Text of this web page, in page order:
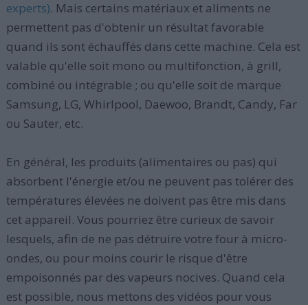
experts). Mais certains matériaux et aliments ne
permettent pas d'obtenir un résultat favorable
quand ils sont échauffés dans cette machine. Cela est
valable qu'elle soit mono ou multifonction, à grill,
combiné ou intégrable ; ou qu'elle soit de marque
Samsung, LG, Whirlpool, Daewoo, Brandt, Candy, Far
ou Sauter, etc.
En général, les produits (alimentaires ou pas) qui
absorbent l'énergie et/ou ne peuvent pas tolérer des
températures élevées ne doivent pas être mis dans
cet appareil. Vous pourriez être curieux de savoir
lesquels, afin de ne pas détruire votre four à micro-
ondes, ou pour moins courir le risque d'être
empoisonnés par des vapeurs nocives. Quand cela
est possible, nous mettons des vidéos pour vous